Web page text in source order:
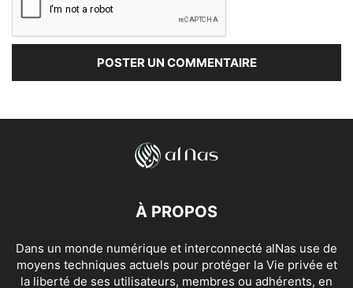
À PROPOS
Dans un monde numérique et interconnecté alNas use de
moyens techniques actuels pour protéger la Vie privée et
la liberté de ses utilisateurs, membres ou adhérents, en